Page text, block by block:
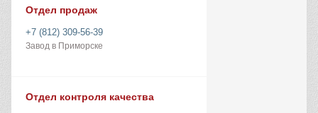
Отдел продаж
+7 (812) 309-56-39
Завод в Приморске
Отдел контроля качества